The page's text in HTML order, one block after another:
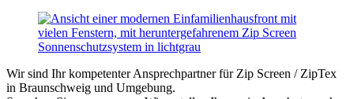
Wir sind Ihr kompetenter Ansprechpartner für Zip Screen / ZipTex
in Braunschweig und Umgebung.